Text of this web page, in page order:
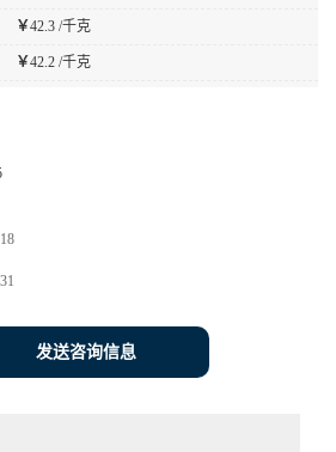
￥42.3 /千克
￥42.2 /千克
发送咨询信息